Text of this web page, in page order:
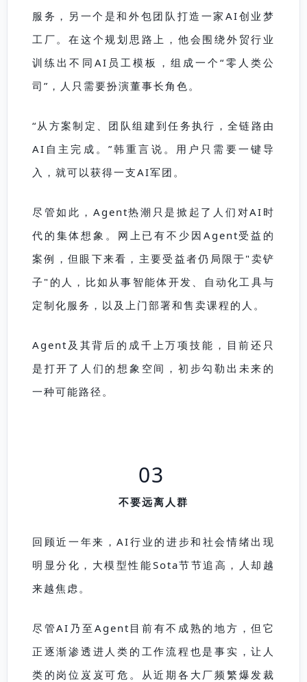
服务，另一个是和外包团队打造一家AI创业梦
工厂。在这个规划思路上，他会围绕外贸行业
训练出不同AI员工模板，组成一个“零人类公
司”，人只需要扮演董事长角色。
“从方案制定、团队组建到任务执行，全链路由
AI自主完成。”韩重言说。用户只需要一键导
入，就可以获得一支AI军团。
尽管如此，Agent热潮只是掀起了人们对AI时
代的集体想象。网上已有不少因Agent受益的
案例，但眼下来看，主要受益者仍局限于"卖铲
子"的人，比如从事智能体开发、自动化工具与
定制化服务，以及上门部署和售卖课程的人。
Agent及其背后的成千上万项技能，目前还只
是打开了人们的想象空间，初步勾勒出未来的
一种可能路径。
03
不要远离人群
回顾近一年来，AI行业的进步和社会情绪出现
明显分化，大模型性能Sota节节追高，人却越
来越焦虑。
尽管AI乃至 Agent目前有不成熟的地方，但它
正逐渐渗透进人类的工作流程也是事实，让人
类的岗位岌岌可危。从近期各大厂频繁爆发裁